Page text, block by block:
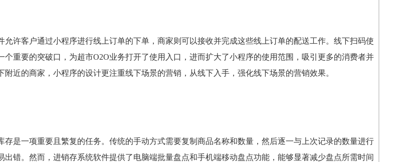
允许客户通过小程序进行线上订单的下单，商家则可以接收并完成这些线上订单的配送工作。线下扫码使
个重要的突破口，为超市O2O业务打开了使用入口，进而扩大了小程序的使用范围，吸引更多的消费者并
附近的商家，小程序的设计更注重线下场景的营销，从线下入手，强化线下场景的营销效果。
存是一项重要且繁复的任务。传统的手动方式需要复制商品名称和数量，然后逐一与上次记录的数量进行
出错。然而，进销存系统软件提供了电脑端批量盘点和手机端移动盘点功能，能够显著减少盘点所需时间